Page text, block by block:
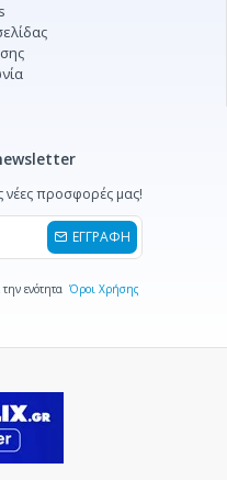
νέες προσφορές μας!
ΕΓΓΡΑΦΗ
ενότητα Όροι Χρήσης